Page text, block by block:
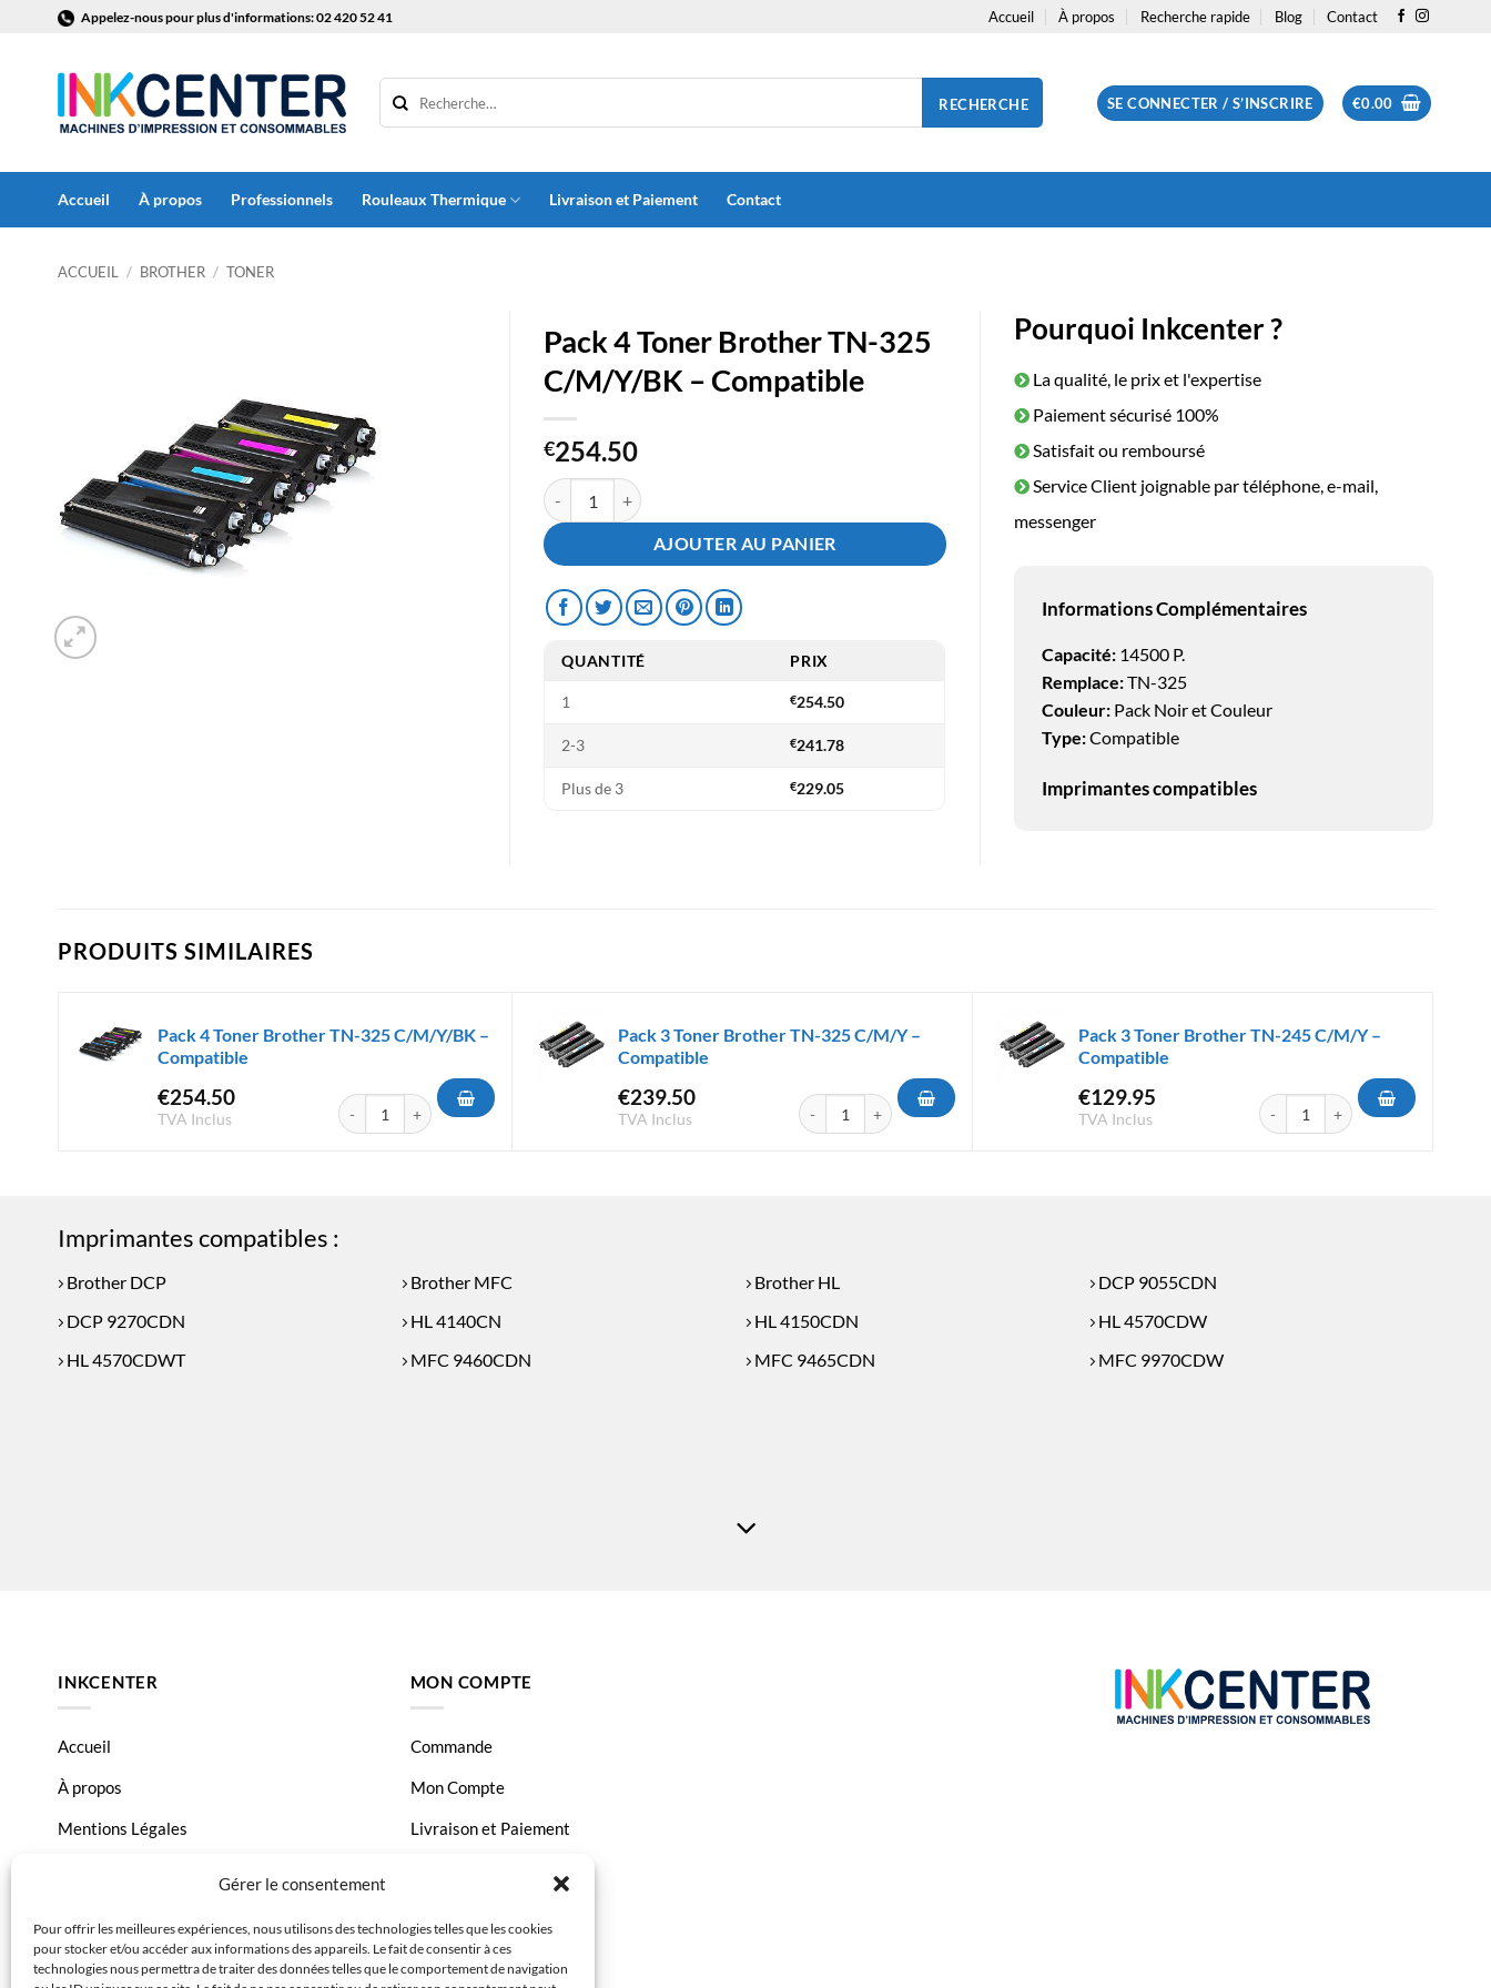
Gérer le consentement
Pour offrir les meilleures expériences, nous utilisons des technologies telles que les cookies
pour stocker et/ou accéder aux informations des appareils. Le fait de consentir à ces
technologies nous permettra de traiter des données telles que le comportement de navigation
contenu
Appelez-nous pour plus d'informations: 02 420 52 41 Accueil À propos Recherche rapide Blog Contact
RECHERCHE SE CONNECTER / S’INSCRIRE €0.00
Accueil À propos Professionnels Rouleaux Thermique Livraison et Paiement Contact
ACCUEIL / BROTHER / TONER
Pack 4 Toner Brother TN-325
C/M/Y/BK – Compatible
€254.50
quantité de Pack 4 Toner Brother TN-325 C/M/Y/BK - Compatible
AJOUTER AU PANIER
QUANTITÉ PRIX
1 €254.50
2-3 €241.78
Plus de 3 €229.05
Pourquoi Inkcenter ?
La qualité, le prix et l'expertise
Paiement sécurisé 100%
Satisfait ou remboursé
Service Client joignable par téléphone, e-mail,
messenger
Informations Complémentaires
Capacité:14500 P.
Remplace:TN-325
Couleur: Pack Noir et Couleur
Type:Compatible
Imprimantes compatibles
PRODUITS SIMILAIRES
Pack 4 Toner Brother TN-325 C/M/Y/BK –
Compatible
€254.50
TVA Inclus
quantité de Pack 4 Toner Brother TN-325 C/M/Y/BK - Compatible
Pack 3 Toner Brother TN-325 C/M/Y –
Compatible
€239.50
TVA Inclus
quantité de Pack 3 Toner Brother TN-325 C/M/Y - Compatible
Pack 3 Toner Brother TN-245 C/M/Y –
Compatible
€129.95
TVA Inclus
quantité de Pack 3 Toner Brother
Imprimantes compatibles :
Brother DCP Brother MFC Brother HL
DCP 9055CDN
DCP 9270CDN
HL 4140CN HL 4150CDN
HL 4570CDW
HL 4570CDWT
MFC 9460CDN MFC 9465CDN MFC 9970CDW
INKCENTER
Accueil
À propos
Mentions Légales
Politique de confidentialité
MON COMPTE
Commande
Mon Compte
Livraison et Paiement